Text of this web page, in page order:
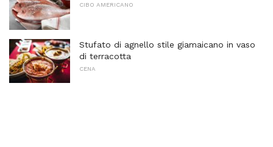
CIBO AMERICANO
Stufato di agnello stile giamaicano in vaso
di terracotta
CENA